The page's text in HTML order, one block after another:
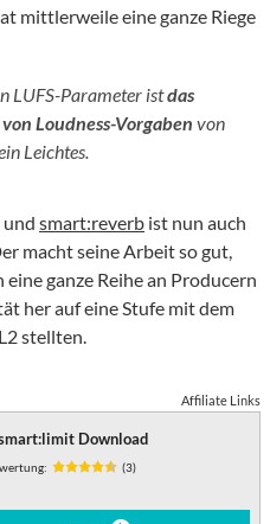
mittlerweile eine ganze Riege
LUFS-Parameter istdas
Loudness-Vorgaben von
Leichtes.
und smart:reverb ist nun auch
macht seine Arbeit so gut,
eine ganze Reihe an Producern
her auf eine Stufe mit dem
stellten.
Affiliate Links
Download
(3)